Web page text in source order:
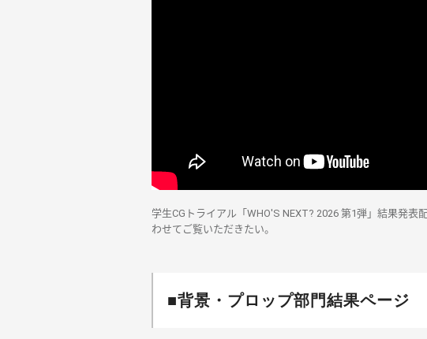
学生CGトライアル「WHO'S NEXT? 2026 第1弾」結果発
わせてご覧いただきたい。
■背景・プロップ部門結果ページ